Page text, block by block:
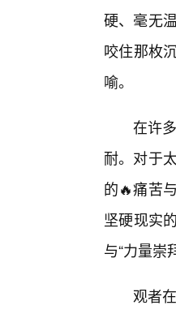
硬、毫无
咬住那枚
喻。
在许
耐。对于
的🔥痛苦
坚硬现实
与“力量崇
观者